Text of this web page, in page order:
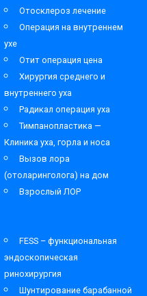
Отосклероз лечение
Операция на внутреннем
ухе
Отит операция цена
Хирургия среднего и
внутреннего уха
Радикал операция уха
Тимпанопластика —
Клиника уха, горла и носа
Вызов лора
(отоларинголога) на дом
Взрослый ЛОР
FESS – функциональная
эндоскопическая
ринохирургия
Шунтирование барабанной